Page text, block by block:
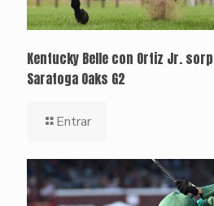
Kentucky Belle con Ortiz Jr.
Saratoga Oaks G2
Entrar